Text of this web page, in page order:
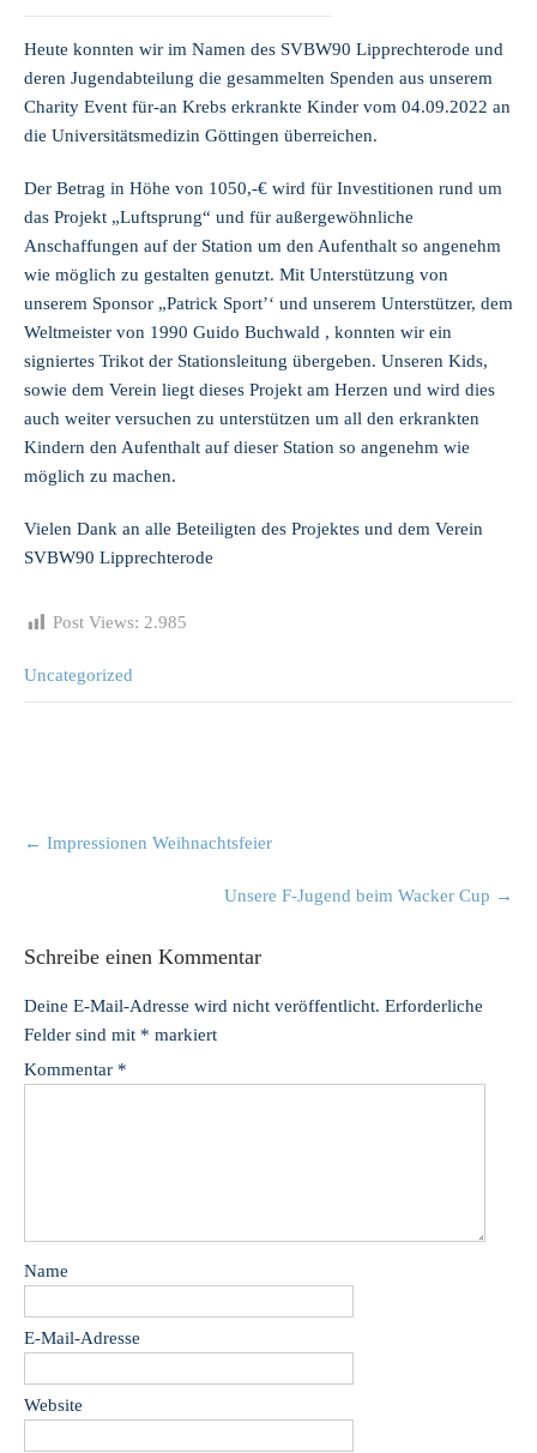
Heute konnten wir im Namen des SVBW90 Lipprechterode und
deren Jugendabteilung die gesammelten Spenden aus unserem
Charity Event für-an Krebs erkrankte Kinder vom 04.09.2022 an
die Universitätsmedizin Göttingen überreichen.
Der Betrag in Höhe von 1050,-€ wird für Investitionen rund um
das Projekt „Luftsprung“ und für außergewöhnliche
Anschaffungen auf der Station um den Aufenthalt so angenehm
wie möglich zu gestalten genutzt. Mit Unterstützung von
unserem Sponsor „Patrick Sport’‘ und unserem Unterstützer, dem
Weltmeister von 1990 Guido Buchwald , konnten wir ein
signiertes Trikot der Stationsleitung übergeben. Unseren Kids,
sowie dem Verein liegt dieses Projekt am Herzen und wird dies
auch weiter versuchen zu unterstützen um all den erkrankten
Kindern den Aufenthalt auf dieser Station so angenehm wie
möglich zu machen.
Vielen Dank an alle Beteiligten des Projektes und dem Verein
SVBW90 Lipprechterode
Post Views: 2.985
Uncategorized
navigation
← Impressionen Weihnachtsfeier
Unsere F-Jugend beim Wacker Cup →
Schreibe einen Kommentar
Deine E-Mail-Adresse wird nicht veröffentlicht. Erforderliche
Felder sind mit * markiert
Kommentar *
Name
E-Mail-Adresse
Website